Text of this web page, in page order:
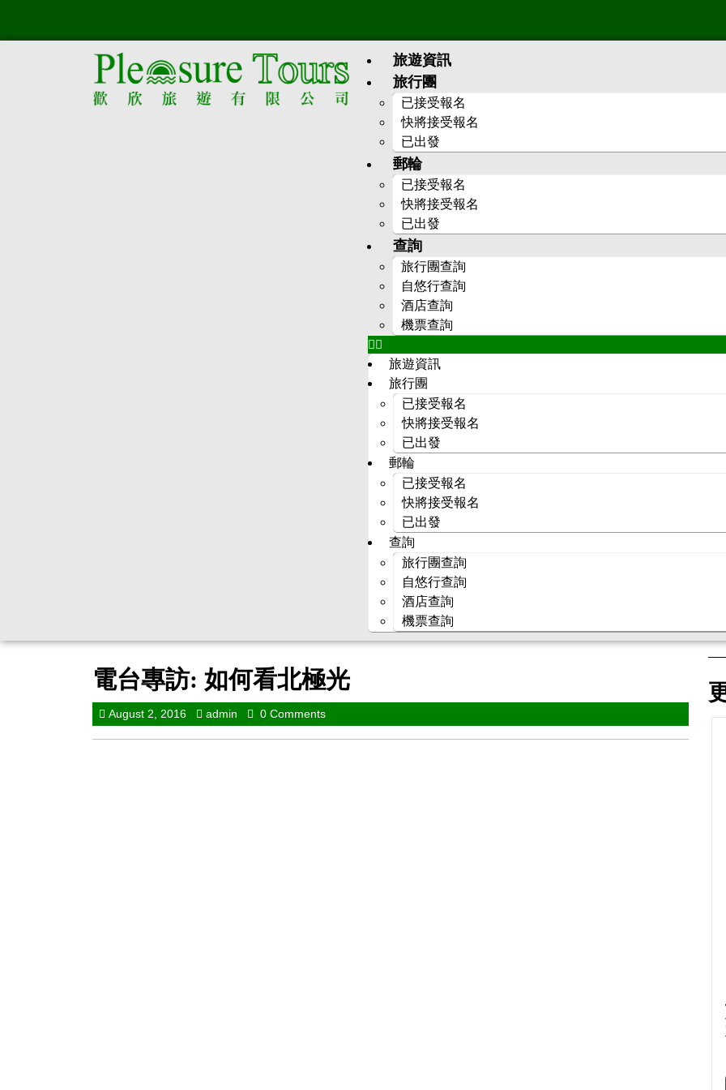
旅遊資訊
旅行團
已接受報名
快將接受報名
已出發
郵輪
已接受報名
快將接受報名
已出發
查詢
旅行團查詢
自悠行查詢
酒店查詢
機票查詢
旅遊資訊
旅行團
已接受報名
快將接受報名
已出發
郵輪
已接受報名
快將接受報名
已出發
查詢
旅行團查詢
自悠行查詢
酒店查詢
機票查詢
電台專訪: 如何看北極光
August 2, 2016 admin 0 Comments